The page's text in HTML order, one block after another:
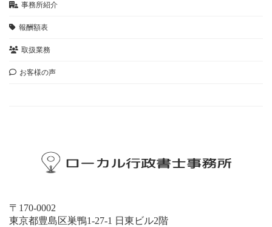
事務所紹介
報酬額表
取扱業務
お客様の声
〒170-0002
東京都豊島区巣鴨1-27-1 日東ビル2階